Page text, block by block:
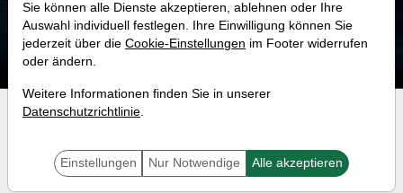
Umsatz 1,17 Mrd. USD
Investment-Check:
Kaufempfehlung?
Ist die Aktie von Ameris
Sie können alle Dienste akzeptieren, ablehnen oder Ihre
Auswahl individuell festlegen. Ihre Einwilligung können Sie
jederzeit über die Cookie-Einstellungen im Footer widerrufen
oder ändern.
Weitere Informationen finden Sie in unserer
Datenschutzrichtlinie.
Einstellungen Nur Notwendige Alle akzeptieren